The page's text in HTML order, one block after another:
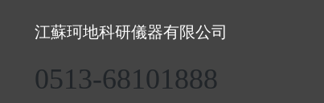
江蘇珂地科研儀器有限公司
0513-68101888